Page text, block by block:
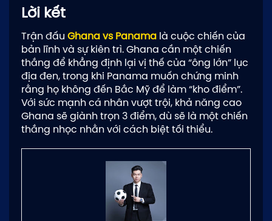
Lời kết
Trận đấu Ghana vs Panama là cuộc chiến của
bản lĩnh và sự kiên trì. Ghana cần một chiến
thắng để khẳng định lại vị thế của “ông lớn” lục
địa đen, trong khi Panama muốn chứng minh
rằng họ không đến Bắc Mỹ để làm “kho điểm”.
Với sức mạnh cá nhân vượt trội, khả năng cao
Ghana sẽ giành trọn 3 điểm, dù sẽ là một chiến
thắng nhọc nhằn với cách biệt tối thiểu.